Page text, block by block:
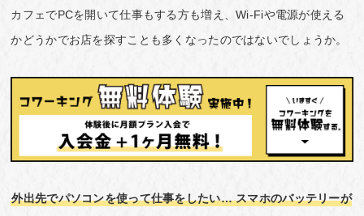
カフェでPCを開いて仕事もする方も増え、Wi-Fiや電源が使える
かどうかでお店を探すことも多くなったのではないでしょうか。
外出先でパソコンを使って仕事をしたい… スマホのバッテリーが